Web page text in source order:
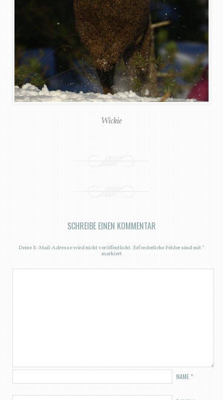
Wickie
SCHREIBE EINEN KOMMENTAR
Deine E-Mail-Adresse wird nicht veröffentlicht. Erforderliche Felder sind mit*
markiert
NAME*